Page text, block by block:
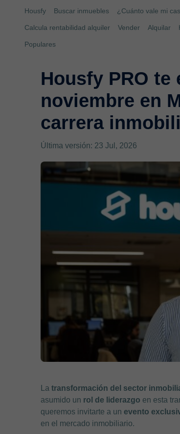
Housfy Buscar inmuebles ¿Cuánto vale mi
Calcula rentabilidad alquiler Vender Alquilar
Populares
Housfy PRO te
noviembre en
carrera
Última versión: 23 Jul, 2026
Latransformación del sector
asumido un rol de liderazgo en esta
queremos invitarte a un evento
en el mercado inmobiliario.